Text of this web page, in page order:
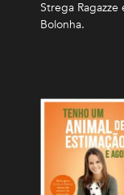
Strega
Bolonha.